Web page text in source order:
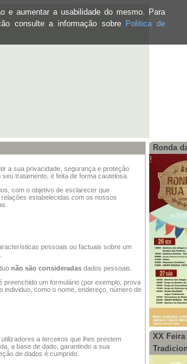
e aumentar a usabilidade do mesmo. Para
consulte a informação sobre Politica de
a sua privacidade, segurança e proteção
tratamento, é feita de forma cautelosa.
com o objetivo de esclarecer que
estabelecidas com os nossos
pessoais ou factuais sobre um
não são consideradas dados pessoais.
um formulário (por exemplo, prova
como o nome, endereço, número de
a terceiros que lhes prestem
a base de dado, garantindo a sua
de dados é cumprido.
Ronda
XX